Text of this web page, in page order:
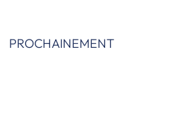
PROCHAINEMENT